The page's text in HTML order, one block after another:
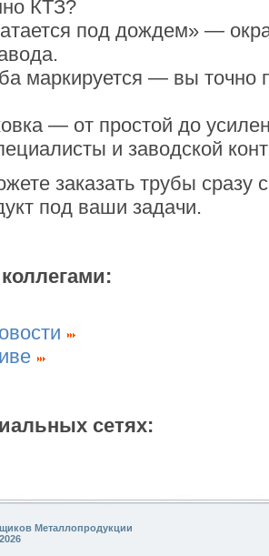
КТЗ?
под дождем» —
маркируется — вы точно
— от простой до
и заводской
заказать трубы сразу
под ваши задачи.
сетях:
Металлопродукции